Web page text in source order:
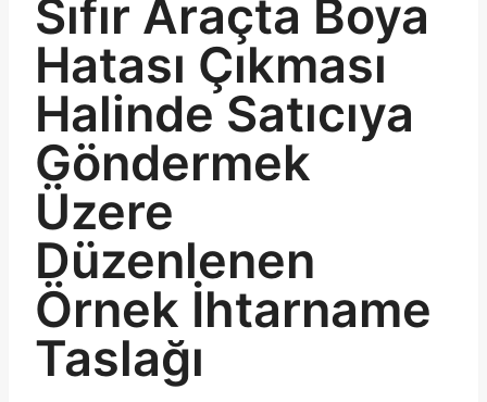
Sıfır Araçta Boya
Hatası Çıkması
Halinde Satıcıya
Göndermek
Üzere
Düzenlenen
Örnek İhtarname
Taslağı